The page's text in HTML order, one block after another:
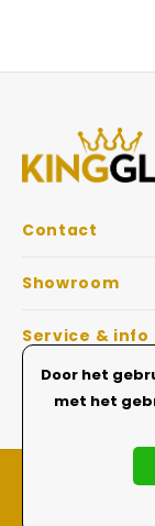
Contact
Showroom
Service & info
Dé Glazen
Door het
met het